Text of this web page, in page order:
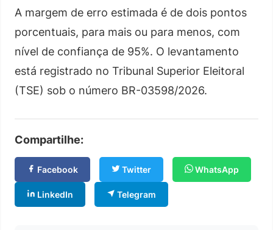
A margem de erro estimada é de dois pontos
porcentuais, para mais ou para menos, com
nível de confiança de 95%. O levantamento
está registrado no Tribunal Superior Eleitoral
(TSE) sob o número BR-03598/2026.
Compartilhe:
Facebook Twitter WhatsApp
LinkedIn Telegram